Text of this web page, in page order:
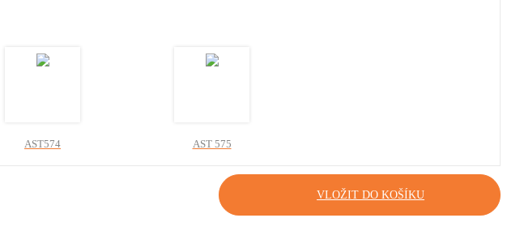
AST574 AST 575
+ 0 Kč
VLOŽIT DO KOŠÍKU